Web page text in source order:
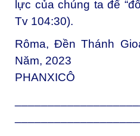
lực của chúng ta để
Tv 104:30).
Rôma, Đền Thánh
Năm, 2023
PHANXICÔ